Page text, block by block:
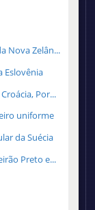
Nova Zelân...
Eslovênia
Por...
uniforme
da Suécia
Preto e...